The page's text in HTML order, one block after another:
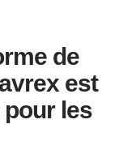
de
est
les